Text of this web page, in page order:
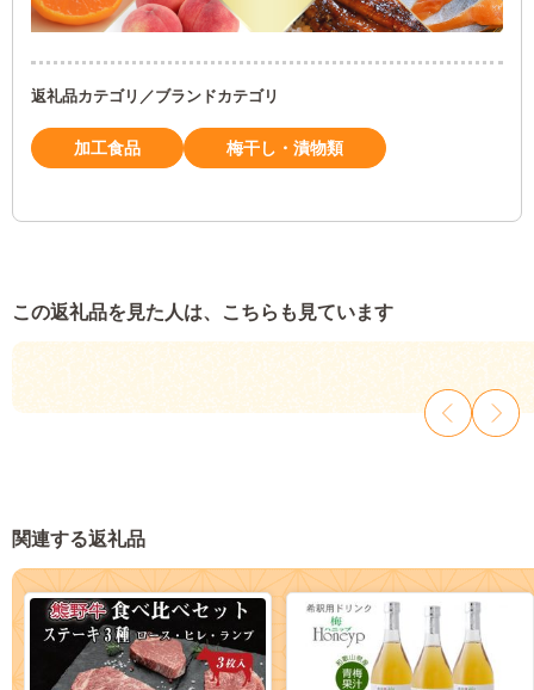
返礼品カテゴリ／ブランドカテゴリ
加工食品 梅干し・漬物類
この返礼品を見た人は、こちらも見ています
関連する返礼品